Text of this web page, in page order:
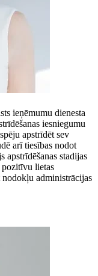
ieņēmumu dienesta
iesniegumu
apstrīdēt sev
arī tiesības nodot
apstrīdēšanas stadijas
lietas
administrācijas